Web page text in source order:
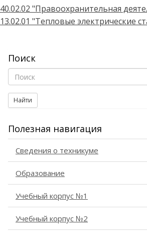
40.02.02 "Правоохранительная
13.02.01 "Тепловые электрические
Поиск
Найти
Полезная навигация
Сведения о техникуме
Образование
Учебный корпус №1
Учебный корпус №2